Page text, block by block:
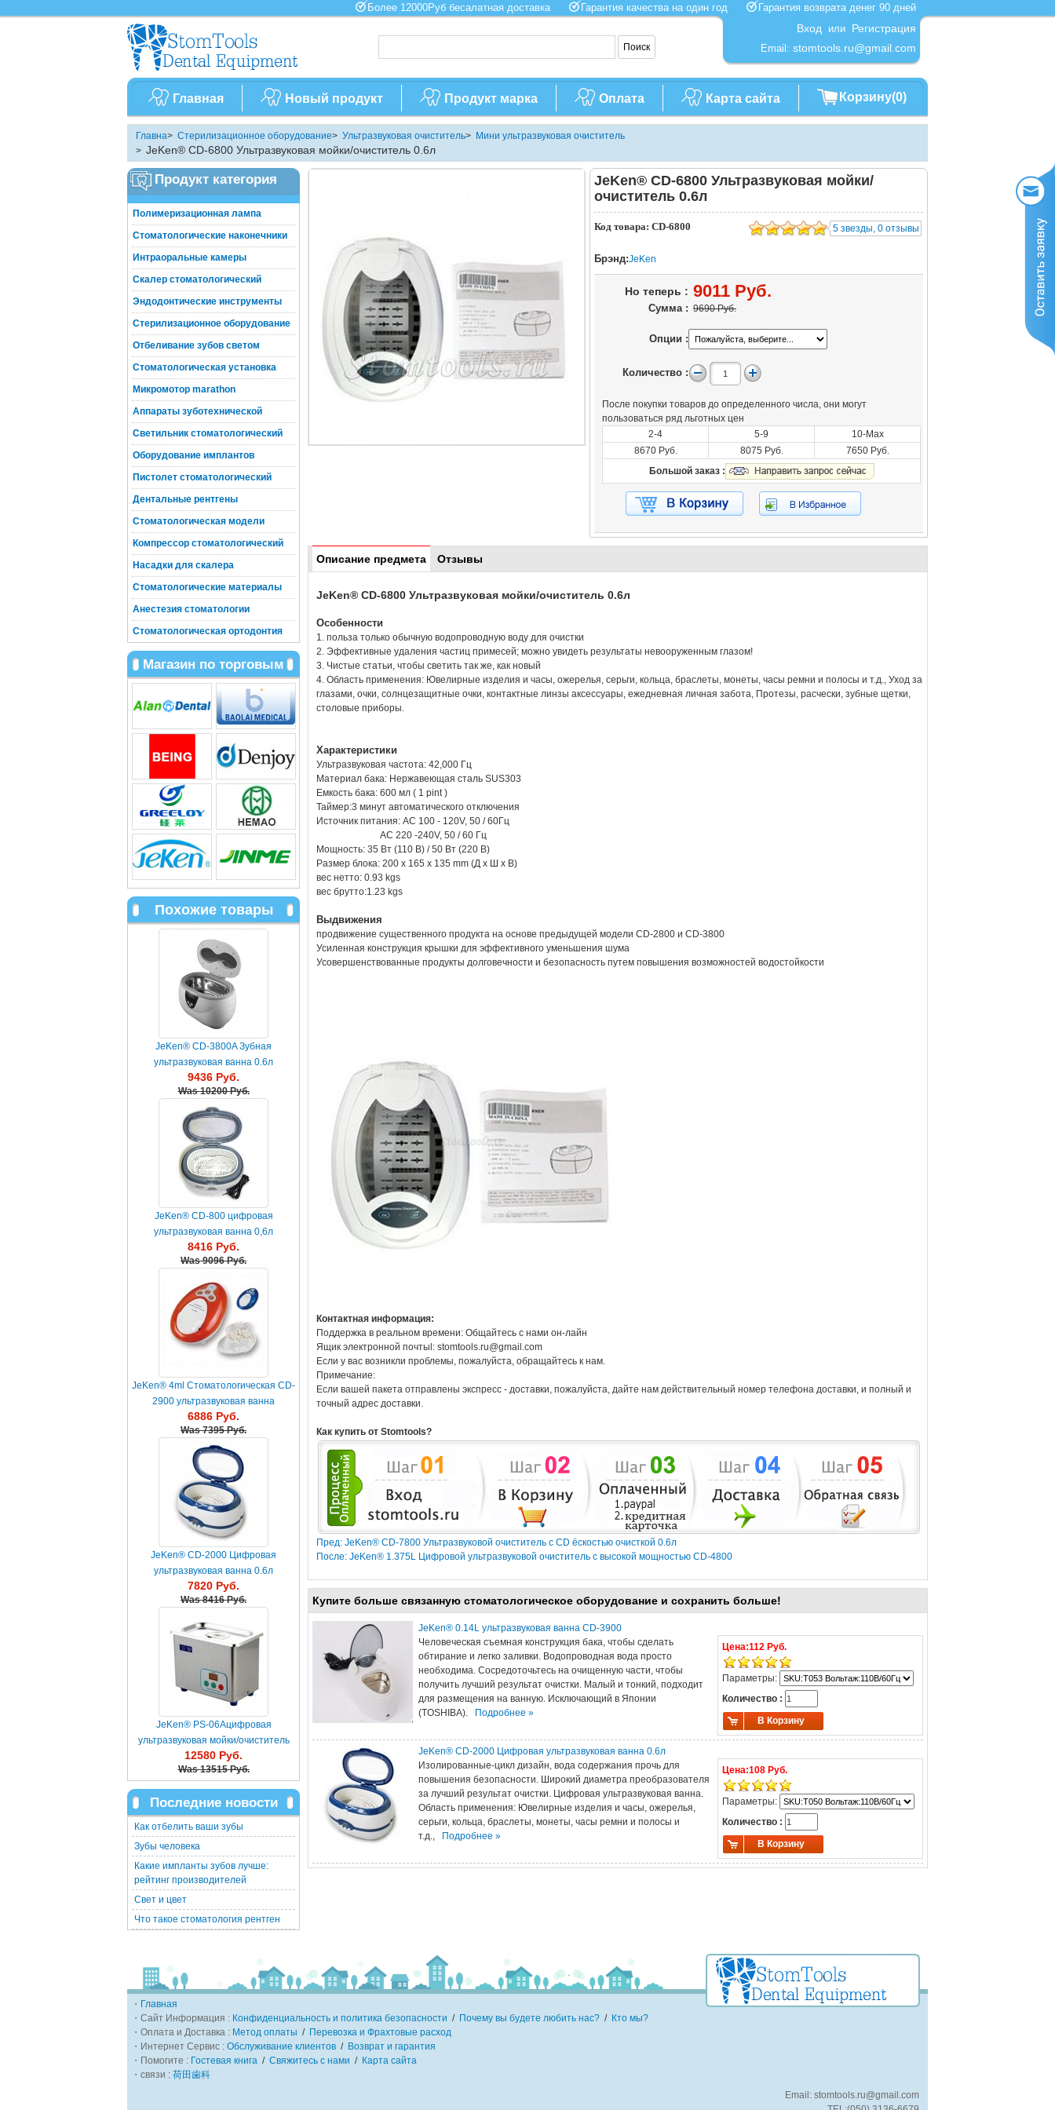
Более 12000Руб бесалатная доставка Гарантия качества на один год Гарантия возврата денег 90 дней
Вход или Регистрация
Email: stomtools.ru@gmail.com
Главная Новый продукт Продукт марка Оплата Карта сайта Корзину(0)
Главна> Стерилизационное оборудование> Ультразвуковая очиститель> Мини ультразвуковая очиститель
> JeKen® CD-6800 Ультразвуковая мойки/очиститель 0.6л
JeKen® CD-6800 Ультразвуковая мойки/
очиститель 0.6л
Код товара: CD-6800 5 звезды, 0 отзывы
Брэнд:JeKen
Но теперь : 9011 Руб.
Сумма : 9690 Руб.
Опции :
Количество :
После покупки товаров до определенного числа, они могут
пользоваться ряд льготных цен
2-4
5-9
10-Max
8670 Руб.
8075 Руб.
7650 Руб.
Большой заказ :
Описание предмета Отзывы
JeKen® CD-6800 Ультразвуковая мойки/очиститель 0.6л
Особенности
1. польза только обычную водопроводную воду для очистки
2. Эффективные удаления частиц примесей; можно увидеть результаты невооруженным глазом!
3. Чистые статьи, чтобы светить так же, как новый
4. Область применения: Ювелирные изделия и часы, ожерелья, серьги, кольца, браслеты, монеты, часы ремни и полосы и т.д., Уход за
глазами, очки, солнцезащитные очки, контактные линзы аксессуары, ежедневная личная забота, Протезы, расчески, зубные щетки,
столовые приборы.
Характеристики
Ультразвуковая частота: 42,000 Гц
Материал бака: Нержавеющая сталь SUS303
Емкость бака: 600 мл ( 1 pint )
Таймер:3 минут автоматического отключения
Источник питания: AC 100 - 120V, 50 / 60Гц
AC 220 -240V, 50 / 60 Гц
Мощность: 35 Вт (110 В) / 50 Вт (220 В)
Размер блока: 200 x 165 x 135 mm (Д х Ш х В)
вес нетто: 0.93 kgs
вес брутто:1.23 kgs
Выдвижения
продвижение существенного продукта на основе предыдущей модели CD-2800 и CD-3800
Усиленная конструкция крышки для эффективного уменьшения шума
Усовершенствованные продукты долговечности и безопасность путем повышения возможностей водостойкости
Контактная информация:
Поддержка в реальном времени: Общайтесь с нами он-лайн
Ящик электронной почтыl: stomtools.ru@gmail.com
Если у вас возникли проблемы, пожалуйста, обращайтесь к нам.
Примечание:
Если вашей пакета отправлены экспресс - доставки, пожалуйста, дайте нам действительный номер телефона доставки, и полный и
точный адрес доставки.
Как купить от Stomtools?
Пред: JeKen® CD-7800 Ультразвуковой очиститель с CD ёскостью очисткой 0.6л
После: JeKen® 1.375L Цифровой ультразвуковой очиститель с высокой мощностью CD-4800
Купите больше связанную стоматологическое оборудование и сохранить больше!
JeKen® 0.14L ультразвуковая ванна CD-3900
Человеческая съемная конструкция бака, чтобы сделать
обтирание и легко заливки. Водопроводная вода просто
необходима. Сосредоточьтесь на очищенную части, чтобы
получить лучший результат очистки. Малый и тонкий, подходит
для размещения на ванную. Исключающий в Японии
(TOSHIBA). Подробнее »
Цена:112 Руб.
Параметры:
Количество :
В Корзину
JeKen® CD-2000 Цифровая ультразвуковая ванна 0.6л
Изолированные-цикл дизайн, вода содержания прочь для
повышения безопасности. Широкий диаметра преобразователя
за лучший результат очистки. Цифровая ультразвуковая ванна.
Область применения: Ювелирные изделия и часы, ожерелья,
серьги, кольца, браслеты, монеты, часы ремни и полосы и
т.д., Подробнее »
Цена:108 Руб.
Параметры:
Количество :
В Корзину
Продукт категория
Полимеризационная лампа
Стоматологические наконечники
Интраоральные камеры
Скалер стоматологический
Эндодонтические инструменты
Стерилизационное оборудование
Отбеливание зубов светом
Стоматологическая установка
Микромотор marathon
Аппараты зуботехнической
Светильник стоматологический
Оборудование имплантов
Пистолет стоматологический
Дентальные рентгены
Стоматологическая модели
Компрессор стоматологический
Насадки для скалера
Стоматологические материалы
Анестезия стоматологии
Стоматологическая ортодонтия
Магазин по торговым
Похожие товары
JeKen® CD-3800A Зубная
ультразвуковая ванна 0.6л
9436 Руб.
Was10200 Руб.
JeKen® CD-800 цифровая
ультразвуковая ванна 0,6л
8416 Руб.
Was9096 Руб.
JeKen® 4ml Стоматологическая CD-
2900 ультразвуковая ванна
6886 Руб.
Was7395 Руб.
JeKen® CD-2000 Цифровая
ультразвуковая ванна 0.6л
7820 Руб.
Was8416 Руб.
JeKen® PS-06Aцифровая
ультразвуковая мойки/очиститель
0.6л
12580 Руб.
Was13515 Руб.
Последние новости
Как отбелить ваши зубы
Зубы человека
Какие импланты зубов лучше:
рейтинг производителей
Свет и цвет
Что такое стоматология рентген
・ Главная
・Сайт Информация : Конфиденциальность и политика безопасности / Почему вы будете любить нас? / Кто мы?
・Оплата и Доставка : Метод оплаты / Перевозка и Фрахтовые расход
・Интернет Сервис : Обслуживание клиентов / Возврат и гарантия
・Помогите : Гостевая книга / Свяжитесь с нами / Карта сайта
・связи : 荷田歯科
Email: stomtools.ru@gmail.com